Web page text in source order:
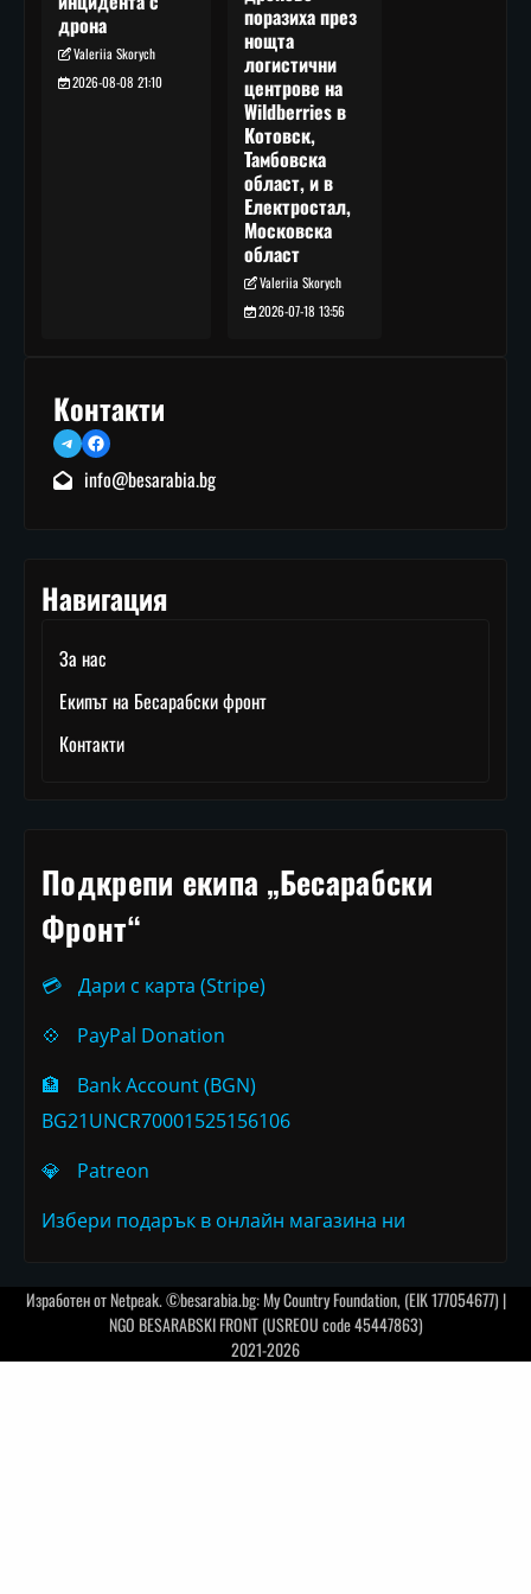
дрона
Valeriia Skorych
2026-08-08 21:10
поразиха през
нощта
логистични
центрове на
Wildberries в
Котовск,
Тамбовска
област, и в
Електростал,
Московска
област
Valeriia Skorych
2026-07-18 13:56
Контакти
TelegramFacebook
info@besarabia.bg
Навигация
За нас
Екипът на Бесарабски фронт
Контакти
Подкрепи екипа „Бесарабски
Фронт“
💳
Дари с карта (Stripe)
💠
PayPal Donation
🏦
Bank Account (BGN)
BG21UNCR70001525156106
💎
Patreon
Избери подарък в онлайн магазина ни
Изработен отNetpeak. ©besarabia.bg: My Country Foundation, (EIK 177054677) |
NGO BESARABSKI FRONT (USREOU code 45447863)
2021-2026